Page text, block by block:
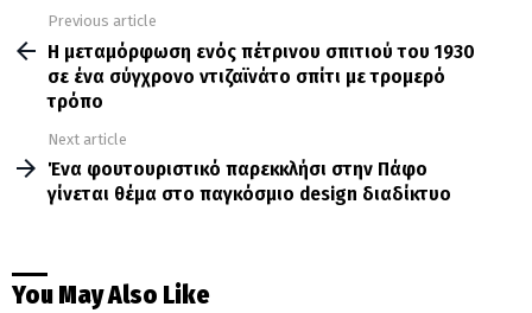
more
Previous article
Η μεταμόρφωση ενός πέτρινου σπιτιού του 1930
σε ένα σύγχρονο ντιζαϊνάτο σπίτι με τρομερό
τρόπο
Next article
Ένα φουτουριστικό παρεκκλήσι στην Πάφο
γίνεται θέμα στο παγκόσμιο design διαδίκτυο
You May Also Like